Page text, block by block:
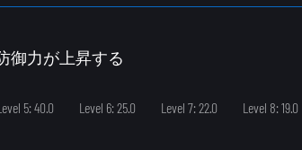
御力が上昇する
5: 40.0 Level 6: 25.0 Level 7: 22.0 Level 8: 19.0